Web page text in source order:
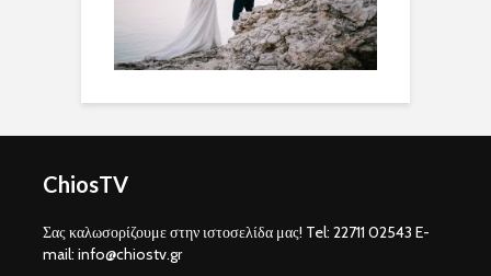
ChiosTV
Σας καλωσορίζουμε στην ιστοσελίδα μας! Tel: 22711 02543 E-
mail: info@chiostv.gr